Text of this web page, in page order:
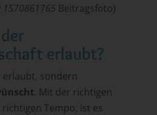
1570861765 Beitragsfoto)
erlaubt?
sondern
. Mit der richtigen
Tempo, ist es